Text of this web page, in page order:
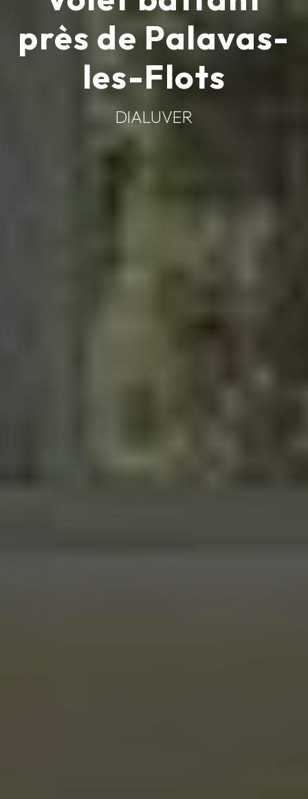
près de Palavas-
les-Flots
DIALUVER